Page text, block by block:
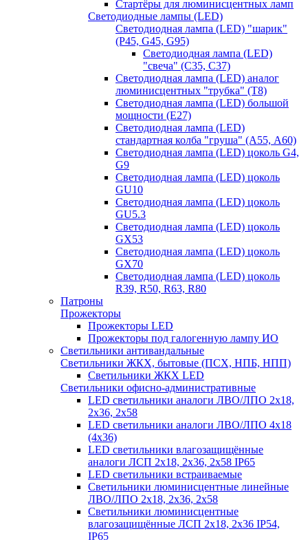
Стартёры для люминисцентных ламп
Светодиодные лампы (LED)
Светодиодная лампа (LED) "шарик"
(P45, G45, G95)
Светодиодная лампа (LED)
"свеча" (С35, С37)
Светодиодная лампа (LED) аналог
люминисцентных "трубка" (T8)
Светодиодная лампа (LED) большой
мощности (Е27)
Светодиодная лампа (LED)
стандартная колба "груша" (А55, А60)
Светодиодная лампа (LED) цоколь G4,
G9
Светодиодная лампа (LED) цоколь
GU10
Светодиодная лампа (LED) цоколь
GU5.3
Светодиодная лампа (LED) цоколь
GX53
Светодиодная лампа (LED) цоколь
GX70
Светодиодная лампа (LED) цоколь
R39, R50, R63, R80
Патроны
Прожекторы
Прожекторы LED
Прожекторы под галогенную лампу ИО
Светильники антивандальные
Светильники ЖКХ, бытовые (ПСХ, НПБ, НПП)
Светильники ЖКХ LED
Светильники офисно-административные
LED светильники аналоги ЛВО/ЛПО 2х18,
2х36, 2х58
LED светильники аналоги ЛВО/ЛПО 4х18
(4х36)
LED светильники влагозащищённые
аналоги ЛСП 2х18, 2х36, 2х58 IP65
LED светильники встраиваемые
Светильники люминисцентные линейные
ЛВО/ЛПО 2х18, 2х36, 2х58
Светильники люминисцентные
влагозащищённые ЛСП 2х18, 2х36 IP54,
IP65